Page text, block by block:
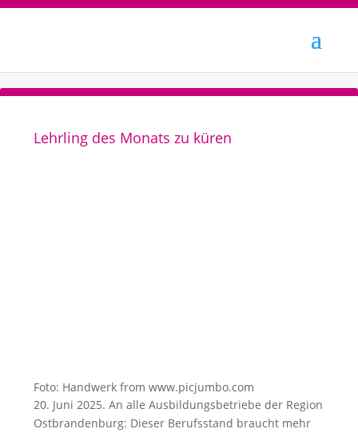
Lehrling des Monats zu küren
Foto: Handwerk from www.picjumbo.com
20. Juni 2025. An alle Ausbildungsbetriebe der Region
Ostbrandenburg: Dieser Berufsstand braucht mehr